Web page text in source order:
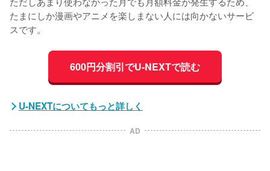
たまにしか漫画やアニメを楽しまない人には向かないサービ
スです。
600円分割引でU-NEXTで読む
U-NEXTについてもっと詳しく
AD